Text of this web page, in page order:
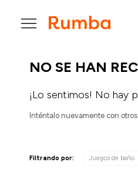

NO SE HAN
¡Lo sentimos! No hay
Inténtalo nuevamente con
Filtrando por: Juegos de baño